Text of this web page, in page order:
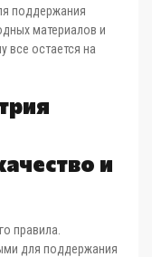
поддержания
материалов и
все остается на
и
правила.
для поддержания